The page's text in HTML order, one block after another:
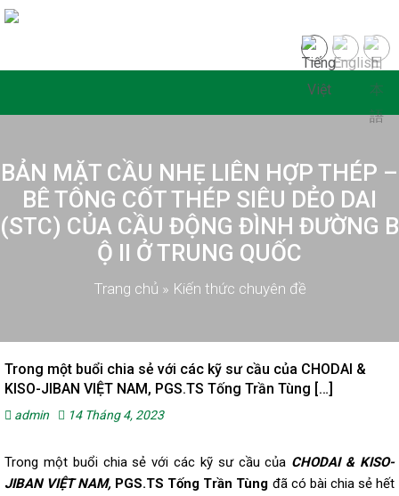
BẢN MẶT CẦU NHẸ LIÊN HỢP THÉP –
BÊ TÔNG CỐT THÉP SIÊU DẺO DAI
(STC) CỦA CẦU ĐỘNG ĐÌNH ĐƯỜNG B
Ộ II Ở TRUNG QUỐC
Trang chủ » Kiến thức chuyên đề
Trong một buổi chia sẻ với các kỹ sư cầu của CHODAI &
KISO-JIBAN VIỆT NAM, PGS.TS Tống Trần Tùng […]
admin 14 Tháng 4, 2023
Trong một buổi chia sẻ với các kỹ sư cầu của CHODAI & KISO-
JIBAN VIỆT NAM, PGS.TS Tống Trần Tùng đã có bài chia sẻ hết